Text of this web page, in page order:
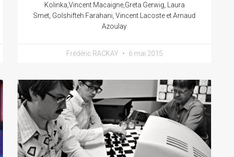
Kolinka,Vincent Macaigne,Greta Gerwig, Laura
Smet, Golshifteh Farahani, Vincent Lacoste et Arnaud
Azoulay
Frédéric RACKAY 6 mai 2015